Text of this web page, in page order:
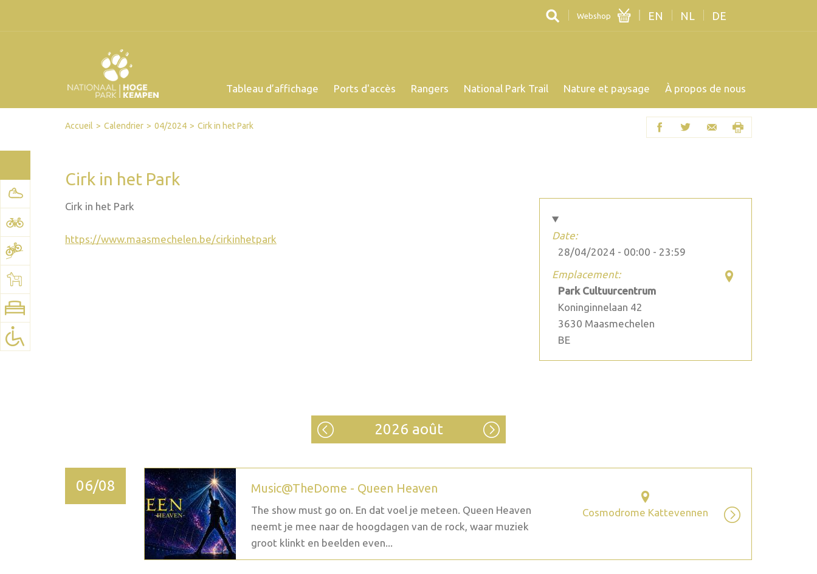
Webshop EN NL DE
Tableau d’affichage Ports d'accès Rangers National Park Trail Nature et paysage À propos de nous
Facebook
TwitterSend by email
Printer-friendly version
Accueil Calendrier 04/2024 Cirk in het Park
Cirk in het Park
Date:
28/04/2024 - 00:00 - 23:59
Emplacement:
Park Cultuurcentrum
Koninginnelaan 42
3630 Maasmechelen
BE
Cirk in het Park
https://www.maasmechelen.be/cirkinhetpark
2026 août
06/08 Music@TheDome - Queen Heaven
The show must go on. En dat voel je meteen. Queen Heaven
neemt je mee naar de hoogdagen van de rock, waar muziek
groot klinkt en beelden even...
Cosmodrome Kattevennen